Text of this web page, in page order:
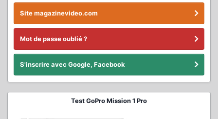
Site magazinevideo.com
Mot de passe oublié ?
S'inscrire avec Google, Facebook
Test GoPro Mission 1 Pro